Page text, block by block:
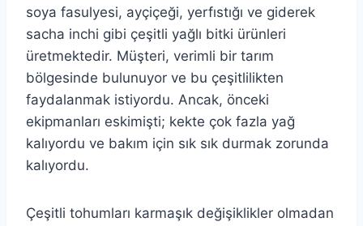
soya fasulyesi, ayçiçeği, yerfıstığı ve giderek
sacha inchi gibi çeşitli yağlı bitki ürünleri
üretmektedir. Müşteri, verimli bir tarım
bölgesinde bulunuyor ve bu çeşitlilikten
faydalanmak istiyordu. Ancak, önceki
ekipmanları eskimişti; kekte çok fazla yağ
kalıyordu ve bakım için sık sık durmak zorunda
kalıyordu.
Çeşitli tohumları karmaşık değişiklikler olmadan